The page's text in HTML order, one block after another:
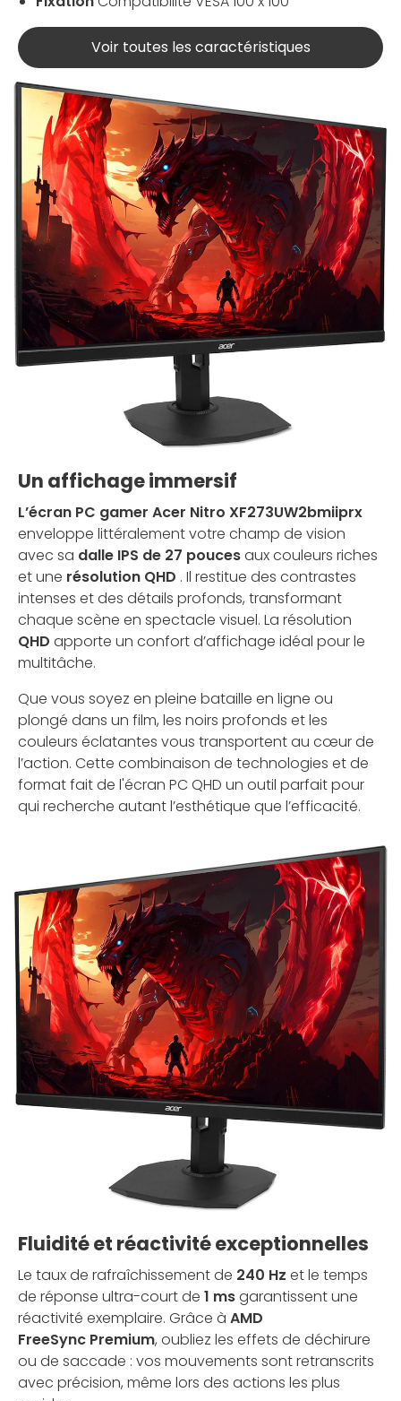
Voir toutes les caractéristiques
Un affichage immersif
L’écran PC gamer Acer Nitro XF273UW2bmiiprx
enveloppe littéralement votre champ de vision
avec sa dalle IPS de 27 poucesaux couleurs riches
et une résolution QHD . Il restitue des contrastes
intenses et des détails profonds, transformant
chaque scène en spectacle visuel. La résolution
QHD apporte un confort d’affichage idéal pour le
multitâche.
Que vous soyez en pleine bataille en ligne ou
plongé dans un film, les noirs profonds et les
couleurs éclatantes vous transportent au cœur de
l’action. Cette combinaison de technologies et de
format fait de l'écran PC QHD un outil parfait pour
qui recherche autant l’esthétique que l’efficacité.
Fluidité et réactivité exceptionnelles
Le taux de rafraîchissement de 240 Hz et le temps
de réponse ultra-court de 1 msgarantissent une
réactivité exemplaire. Grâce à AMD
FreeSync Premium, oubliez les effets de déchirure
ou de saccade : vos mouvements sont retranscrits
avec précision, même lors des actions les plus